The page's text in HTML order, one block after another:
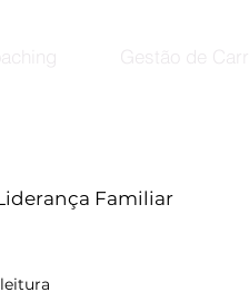
Familiar